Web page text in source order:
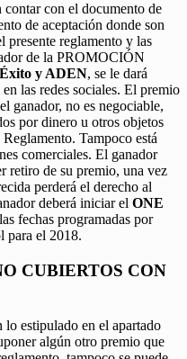
contar con el documento de
de aceptación donde son
presente reglamento y las
de la PROMOCIÓN
y ADEN, se le dará
las redes sociales. El premio
ganador, no es negociable,
por dinero u otros objetos
Tampoco está
comerciales. El ganador
retiro de su premio, una vez
perderá el derecho al
deberá iniciar el ONE
fechas programadas por
para el 2018.
CUBIERTOS CON
lo estipulado en el apartado
algún otro premio que